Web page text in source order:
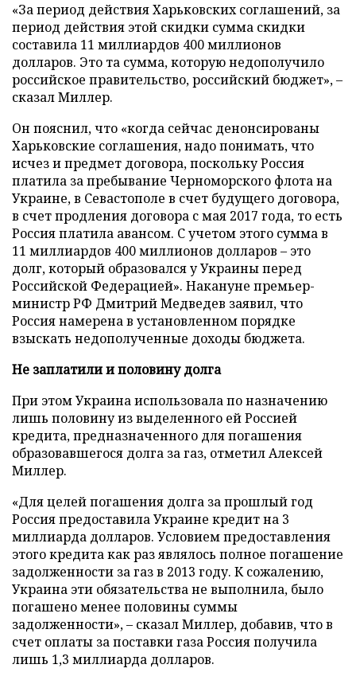
«За период действия Харьковских соглашений, за
период действия этой скидки сумма скидки
составила 11 миллиардов 400 миллионов
долларов. Это та сумма, которую недополучило
российское правительство, российский бюджет», –
сказал Миллер.
Он пояснил, что «когда сейчас денонсированы
Харьковские соглашения, надо понимать, что
исчез и предмет договора, поскольку Россия
платила за пребывание Черноморского флота на
Украине, в Севастополе в счет будущего договора,
в счет продления договора с мая 2017 года, то есть
Россия платила авансом. С учетом этого сумма в
11 миллиардов 400 миллионов долларов – это
долг, который образовался у Украины перед
Российской Федерацией». Накануне премьер-
министр РФ Дмитрий Медведев заявил, что
Россия намерена в установленном порядке
взыскать недополученные доходы бюджета.
Не заплатили и половину долга
При этом Украина использовала по назначению
лишь половину из выделенного ей Россией
кредита, предназначенного для погашения
образовавшегося долга за газ, отметил Алексей
Миллер.
«Для целей погашения долга за прошлый год
Россия предоставила Украине кредит на 3
миллиарда долларов. Условием предоставления
этого кредита как раз являлось полное погашение
задолженности за газ в 2013 году. К сожалению,
Украина эти обязательства не выполнила, было
погашено менее половины суммы
задолженности», – сказал Миллер, добавив, что в
счет оплаты за поставки газа Россия получила
лишь 1,3 миллиарда долларов.